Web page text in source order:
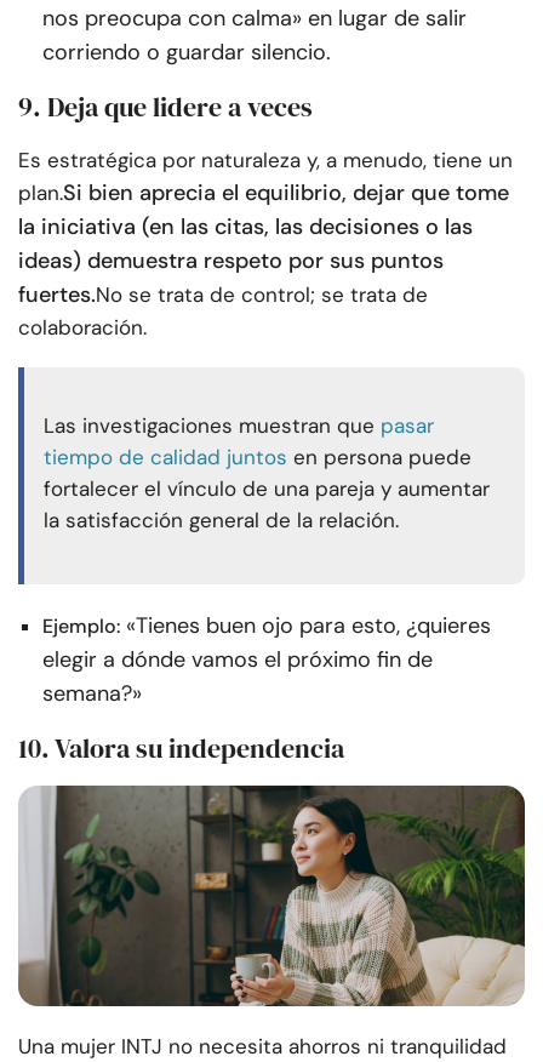
nos preocupa con calma» en lugar de salir
corriendo o guardar silencio.
9. Deja que lidere a veces
Es estratégica por naturaleza y, a menudo, tiene un
plan.Si bien aprecia el equilibrio, dejar que tome
la iniciativa (en las citas, las decisiones o las
ideas) demuestra respeto por sus puntos
fuertes.No se trata de control; se trata de
colaboración.
Las investigaciones muestran que pasar
tiempo de calidad juntos en persona puede
fortalecer el vínculo de una pareja y aumentar
la satisfacción general de la relación.
Ejemplo: «Tienes buen ojo para esto, ¿quieres
elegir a dónde vamos el próximo fin de
semana?»
10. Valora su independencia
Una mujer INTJ no necesita ahorros ni tranquilidad